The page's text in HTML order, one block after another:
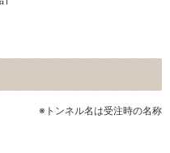
※トンネル名は受注時の名称